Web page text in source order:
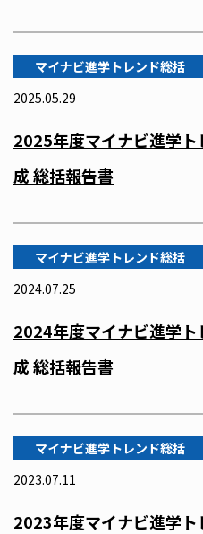
マイナビ進学トレンド総括
2025.05.29
2025年度マイナビ進学
成 総括報告書
マイナビ進学トレンド総括
2024.07.25
2024年度マイナビ進学
成 総括報告書
マイナビ進学トレンド総括
2023.07.11
2023年度マイナビ進学